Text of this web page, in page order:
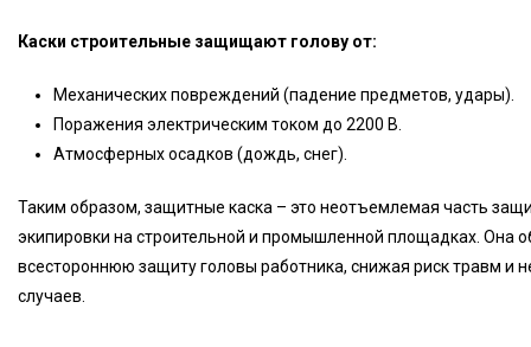
Каски строительные защищают голову от:
Механических повреждений (падение предметов, удары).
Поражения электрическим током до 2200 В.
Атмосферных осадков (дождь, снег).
Таким образом, защитные каска – это неотъемлемая часть
экипировки на строительной и промышленной площадках. Она
всестороннюю защиту головы работника, снижая риск травм и
случаев.